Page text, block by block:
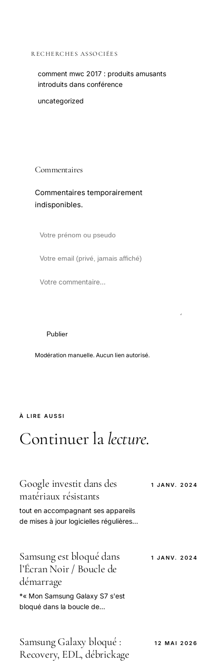
RECHERCHES ASSOCIÉES
comment mwc 2017 : produits amusants
introduits dans conférence
uncategorized
Commentaires
Commentaires temporairement
indisponibles.
Publier
Modération manuelle. Aucun lien autorisé.
À LIRE AUSSI
Continuer la lecture.
Google investit dans des
matériaux résistants
tout en accompagnant ses appareils
de mises à jour logicielles régulières
1 JANV. 2024
Samsung est bloqué dans
l’Écran Noir / Boucle de
démarrage
*« Mon Samsung Galaxy S7 s'est
bloqué dans la boucle de
fortement l'écran.
1 JANV. 2024
Samsung Galaxy bloqué :
Recovery, EDL, débrickage
12 MAI 2026